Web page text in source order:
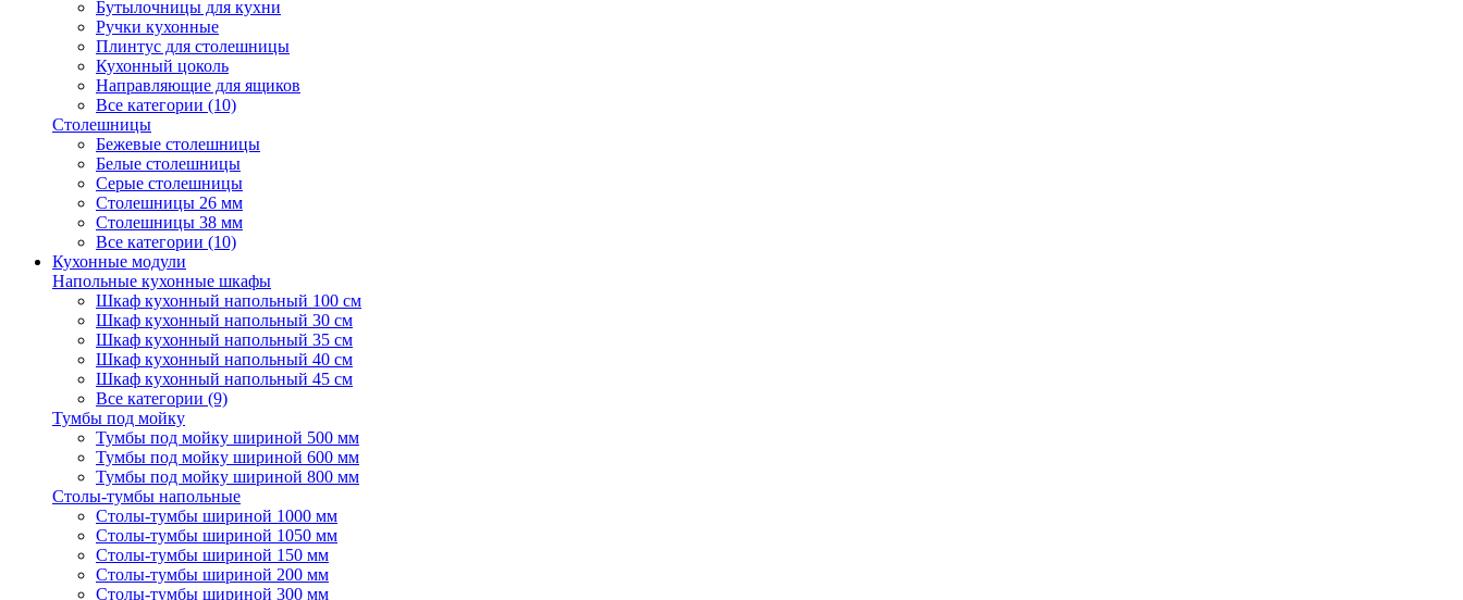
Бутылочницы для кухни
Ручки кухонные
Плинтус для столешницы
Кухонный цоколь
Направляющие для ящиков
Все категории (10)
Столешницы
Бежевые столешницы
Белые столешницы
Серые столешницы
Столешницы 26 мм
Столешницы 38 мм
Все категории (10)
Кухонные модули
Напольные кухонные шкафы
Шкаф кухонный напольный 100 см
Шкаф кухонный напольный 30 см
Шкаф кухонный напольный 35 см
Шкаф кухонный напольный 40 см
Шкаф кухонный напольный 45 см
Все категории (9)
Тумбы под мойку
Тумбы под мойку шириной 500 мм
Тумбы под мойку шириной 600 мм
Тумбы под мойку шириной 800 мм
Столы-тумбы напольные
Столы-тумбы шириной 1000 мм
Столы-тумбы шириной 1050 мм
Столы-тумбы шириной 150 мм
Столы-тумбы шириной 200 мм
Столы-тумбы шириной 300 мм